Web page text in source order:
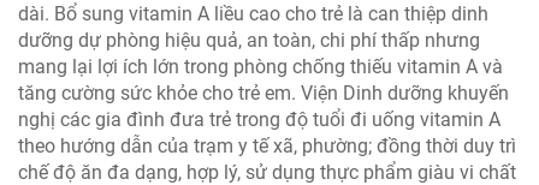
dài. Bổ sung vitamin A liều cao cho trẻ là can thiệp dinh
dưỡng dự phòng hiệu quả, an toàn, chi phí thấp nhưng
mang lại lợi ích lớn trong phòng chống thiếu vitamin A và
tăng cường sức khỏe cho trẻ em. Viện Dinh dưỡng khuyến
nghị các gia đình đưa trẻ trong độ tuổi đi uống vitamin A
theo hướng dẫn của trạm y tế xã, phường; đồng thời duy trì
chế độ ăn đa dạng, hợp lý, sử dụng thực phẩm giàu vi chất